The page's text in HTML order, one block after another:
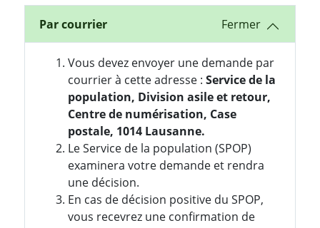
Par courrier
Vous devez envoyer une demande par
courrier à cette adresse : Service de la
population, Division asile et retour,
Centre de numérisation, Case
postale, 1014 Lausanne.
Le Service de la population (SPOP)
examinera votre demande et rendra
une décision.
En cas de décision positive du SPOP,
vous recevrez une confirmation de